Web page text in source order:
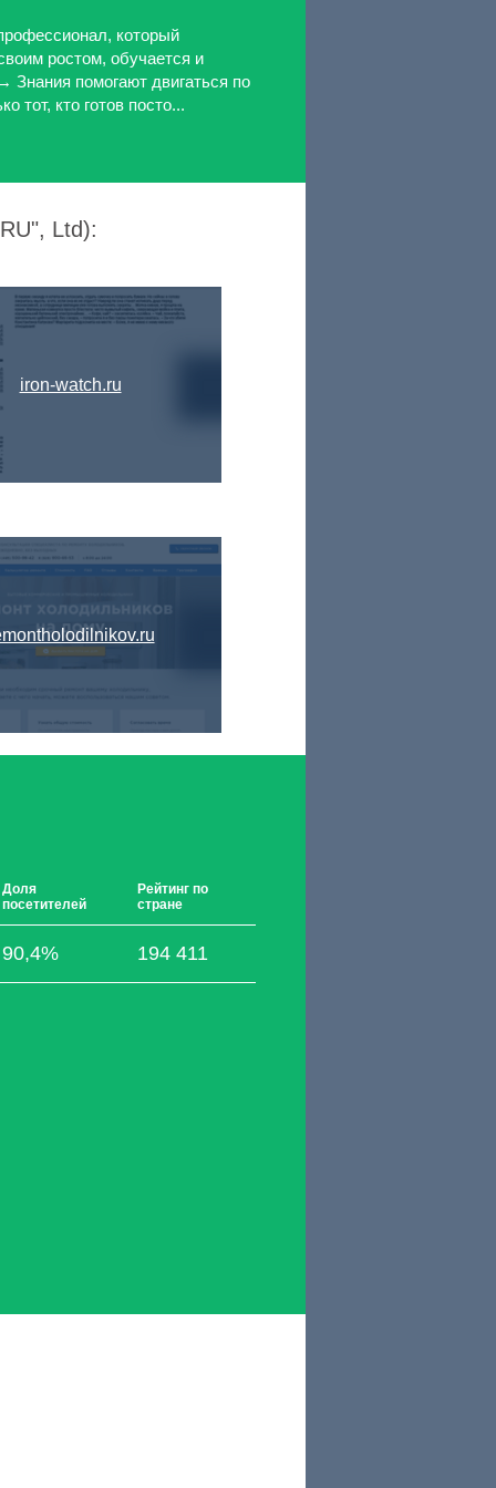
который
ростом, обучается и
Знания помогают двигаться по
тот, кто готов посто...
Ltd):
iron-watch.ru
Доля
посетителей
Рейтинг по
стране
90,4% 194 411